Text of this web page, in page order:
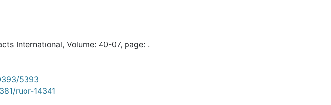
International, Volume: 40-07, page: .
5393
ruor-14341